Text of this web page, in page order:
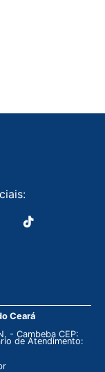
Ceará
- Cambeba CEP:
de Atendimento: